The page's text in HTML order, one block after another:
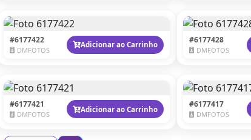
#6177422
DMFOTOS
Adicionar ao Carrinho #6177428
DMFOTOS
#6177421
DMFOTOS
Adicionar ao Carrinho #6177417
DMFOTOS